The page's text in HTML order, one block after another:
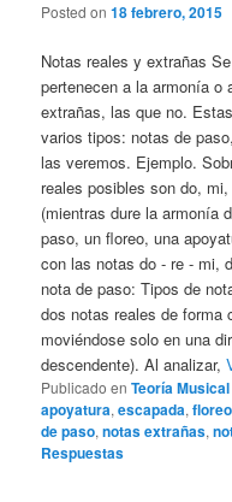
Posted on18 febrero, 2015
Notas reales y extrañas
pertenecen a la armonía o
extrañas, las que no.
varios tipos: notas de
las veremos. Ejemplo.
reales posibles son do,
(mientras dure la armonía
paso, un floreo, una
con las notas do - re - mi,
nota de paso: Tipos de
dos notas reales de forma
moviéndose solo en una
descendente). Al analizar,
Publicado en Teoría Musical
apoyatura,escapada,floreo
de paso,notas extrañas,
Respuestas